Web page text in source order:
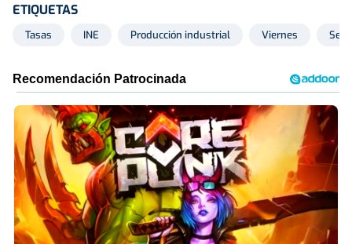
ETIQUETAS
Tasas INE Producción industrial Viernes Serie